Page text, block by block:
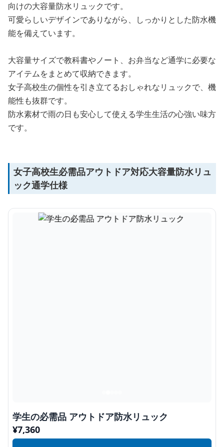
向けの大容量防水リュックです。
可愛らしいデザインでありながら、しっかりとした防水機
能を備えています。
大容量サイズで教科書やノート、お弁当など通学に必要な
アイテムをまとめて収納できます。
女子高校生の個性を引き立てるおしゃれなリュックで、機
能性も抜群です。
防水素材で雨の日も安心して使える学生生活の心強い味方
です。
女子高校生必需品アウトドア対応大容量防水リュ
ック通学仕様
学生の必需品 アウトドア防水リュック
¥7,360